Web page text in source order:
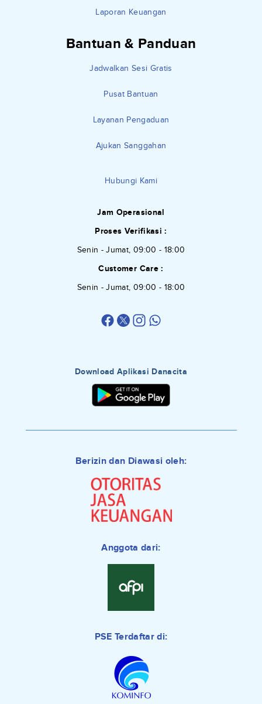
Laporan Keuangan
Bantuan & Panduan
Jadwalkan Sesi Gratis
Pusat Bantuan
Layanan Pengaduan
Ajukan Sanggahan
Hubungi Kami
Jam Operasional
Proses Verifikasi :
Senin - Jumat, 09:00 - 18:00
Customer Care :
Senin - Jumat, 09:00 - 18:00
Download Aplikasi Danacita
Berizin dan Diawasi oleh:
Anggota dari:
PSE Terdaftar di: